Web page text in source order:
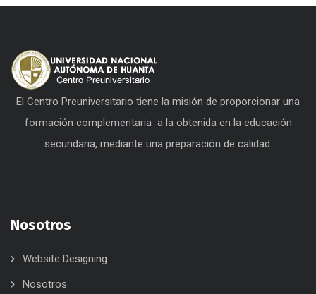
El Centro Preuniversitario tiene la misión de proporcionar una
formación complementaria a la obtenida en la educación
secundaria, mediante una preparación de calidad.
Nosotros
Website Designing
Nosotros